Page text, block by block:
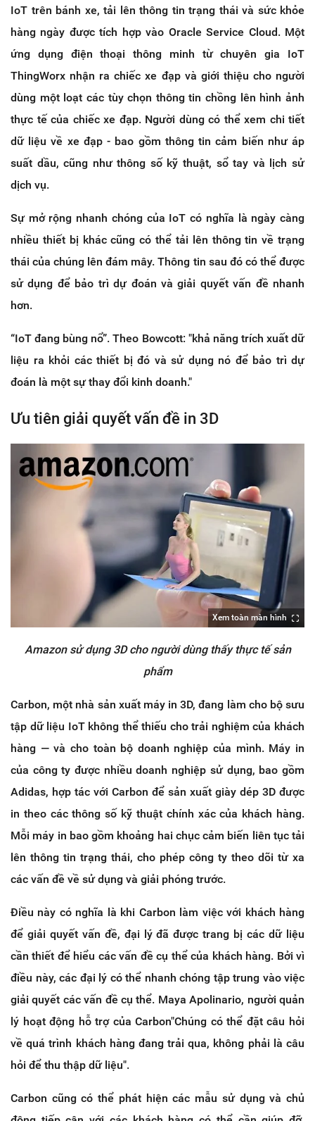
IoT trên bánh xe, tải lên thông tin trạng thái và sức khỏe
hàng ngày được tích hợp vào Oracle Service Cloud. Một
ứng dụng điện thoại thông minh từ chuyên gia IoT
ThingWorx nhận ra chiếc xe đạp và giới thiệu cho người
dùng một loạt các tùy chọn thông tin chồng lên hình ảnh
thực tế của chiếc xe đạp. Người dùng có thể xem chi tiết
dữ liệu về xe đạp - bao gồm thông tin cảm biến như áp
suất dầu, cũng như thông số kỹ thuật, sổ tay và lịch sử
dịch vụ.
Sự mở rộng nhanh chóng của IoT có nghĩa là ngày càng
nhiều thiết bị khác cũng có thể tải lên thông tin về trạng
thái của chúng lên đám mây. Thông tin sau đó có thể được
sử dụng để bảo trì dự đoán và giải quyết vấn đề nhanh
hơn.
“IoT đang bùng nổ”. Theo Bowcott: "khả năng trích xuất dữ
liệu ra khỏi các thiết bị đó và sử dụng nó để bảo trì dự
đoán là một sự thay đổi kinh doanh."
Ưu tiên giải quyết vấn đề in 3D
Xem toàn màn hình
Amazon sử dụng 3D cho người dùng thấy thực tế sản
phẩm
Carbon, một nhà sản xuất máy in 3D, đang làm cho bộ sưu
tập dữ liệu IoT không thể thiếu cho trải nghiệm của khách
hàng — và cho toàn bộ doanh nghiệp của mình. Máy in
của công ty được nhiều doanh nghiệp sử dụng, bao gồm
Adidas, hợp tác với Carbon để sản xuất giày dép 3D được
in theo các thông số kỹ thuật chính xác của khách hàng.
Mỗi máy in bao gồm khoảng hai chục cảm biến liên tục tải
lên thông tin trạng thái, cho phép công ty theo dõi từ xa
các vấn đề về sử dụng và giải phóng trước.
Điều này có nghĩa là khi Carbon làm việc với khách hàng
để giải quyết vấn đề, đại lý đã được trang bị các dữ liệu
cần thiết để hiểu các vấn đề cụ thể của khách hàng. Bởi vì
điều này, các đại lý có thể nhanh chóng tập trung vào việc
giải quyết các vấn đề cụ thể. Maya Apolinario, người quản
lý hoạt động hỗ trợ của Carbon"Chúng có thể đặt câu hỏi
về quá trình khách hàng đang trải qua, không phải là câu
hỏi để thu thập dữ liệu".
Carbon cũng có thể phát hiện các mẫu sử dụng và chủ